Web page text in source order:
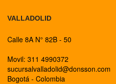
VALLADOLID
Calle 8A N° 82B - 50
Movil: 311 4990372
sucursalvalladolid@donsson.com
Bogotá - Colombia